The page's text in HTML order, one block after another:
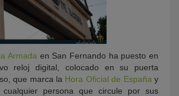
Armada en San Fernando ha puesto en
reloj digital, colocado en su puerta
que marca la Hora Oficial de España y
persona que circule por sus